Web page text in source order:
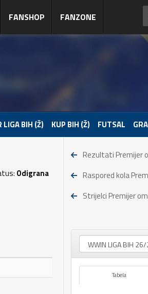
FANSHOP FANZONE
LIGA BIH (Ž) KUP BIH (Ž) FUTSAL
Odigrana
Rezultati Premijer
Raspored kola
Strijelci Premijer
Tabela